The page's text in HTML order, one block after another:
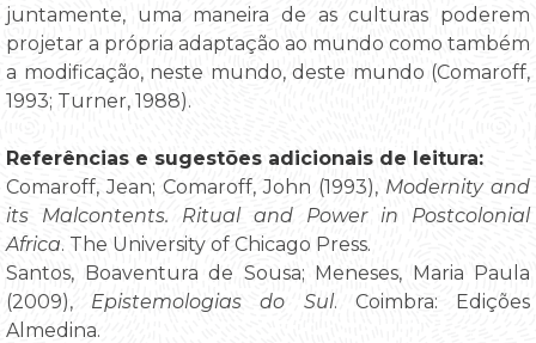
juntamente, uma maneira de as culturas poderem
projetar a própria adaptação ao mundo como também
a modificação, neste mundo, deste mundo (Comaroff,
1993; Turner, 1988).
Referências e sugestões adicionais de leitura:
Comaroff, Jean; Comaroff, John (1993), Modernity and
its Malcontents. Ritual and Power in Postcolonial
Africa. The University of Chicago Press.
Santos, Boaventura de Sousa; Meneses, Maria Paula
(2009), Epistemologias do Sul. Coimbra: Edições
Almedina.